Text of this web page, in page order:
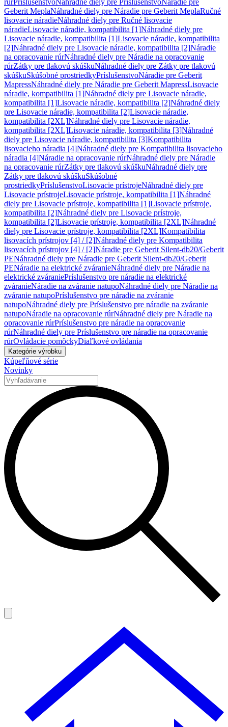
rúrPríslušenstvoNáhradné diely pre PríslušenstvoNáradie pre
Geberit MeplaNáhradné diely pre Náradie pre Geberit MeplaRučné
lisovacie náradieNáhradné diely pre Ručné lisovacie
náradieLisovacie náradie, kompatibilita [1]Náhradné diely pre
Lisovacie náradie, kompatibilita [1]Lisovacie náradie, kompatibilita
[2]Náhradné diely pre Lisovacie náradie, kompatibilita [2]Náradie
na opracovanie rúrNáhradné diely pre Náradie na opracovanie
rúrZátky pre tlakovú skúškuNáhradné diely pre Zátky pre tlakovú
skúškuSkúšobné prostriedkyPríslušenstvoNáradie pre Geberit
MapressNáhradné diely pre Náradie pre Geberit MapressLisovacie
náradie, kompatibilita [1]Náhradné diely pre Lisovacie náradie,
kompatibilita [1]Lisovacie náradie, kompatibilita [2]Náhradné diely
pre Lisovacie náradie, kompatibilita [2]Lisovacie náradie,
kompatibilita [2XL]Náhradné diely pre Lisovacie náradie,
kompatibilita [2XL]Lisovacie náradie, kompatibilita [3]Náhradné
diely pre Lisovacie náradie, kompatibilita [3]Kompatibilita
lisovacieho náradia [4]Náhradné diely pre Kompatibilita lisovacieho
náradia [4]Náradie na opracovanie rúrNáhradné diely pre Náradie
na opracovanie rúrZátky pre tlakovú skúškuNáhradné diely pre
Zátky pre tlakovú skúškuSkúšobné
prostriedkyPríslušenstvoLisovacie prístrojeNáhradné diely pre
Lisovacie prístrojeLisovacie prístroje, kompatibilita [1]Náhradné
diely pre Lisovacie prístroje, kompatibilita [1]Lisovacie prístroje,
kompatibilita [2]Náhradné diely pre Lisovacie prístroje,
kompatibilita [2]Lisovacie prístroje, kompatibilita [2XL]Náhradné
diely pre Lisovacie prístroje, kompatibilita [2XL]Kompatibilita
lisovacích prístrojov [4] / [2]Náhradné diely pre Kompatibilita
lisovacích prístrojov [4] / [2]Náradie pre Geberit Silent-db20/Geberit
PENáhradné diely pre Náradie pre Geberit Silent-db20/Geberit
PENáradie na elektrické zváranieNáhradné diely pre Náradie na
elektrické zváraniePríslušenstvo pre náradie na elektrické
zváranieNáradie na zváranie natupoNáhradné diely pre Náradie na
zváranie natupoPríslušenstvo pre náradie na zváranie
natupoNáhradné diely pre Príslušenstvo pre náradie na zváranie
natupoNáradie na opracovanie rúrNáhradné diely pre Náradie na
opracovanie rúrPríslušenstvo pre náradie na opracovanie
rúrNáhradné diely pre Príslušenstvo pre náradie na opracovanie
rúrOvládacie pomôckyDiaľkové ovládania
Kategórie výrobku
Kúpeľňové série
Novinky